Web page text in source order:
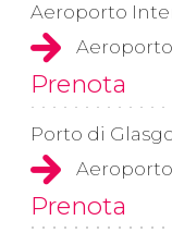
Aeroporto
Prenota
Porto di
Prenota